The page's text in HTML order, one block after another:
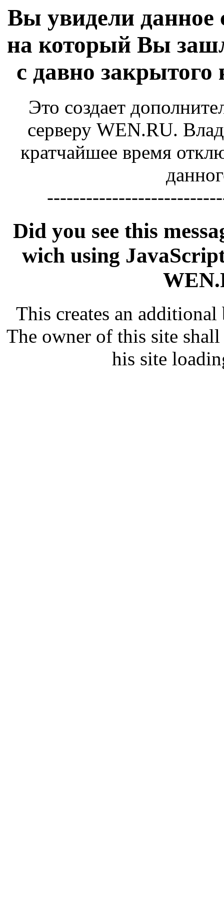
Вы увидели данное
на который Вы
с давно
Это создает
серверу WEN.RU.
кратчайшее время
Did you see this
wich using
This creates an
The owner of this site
his site